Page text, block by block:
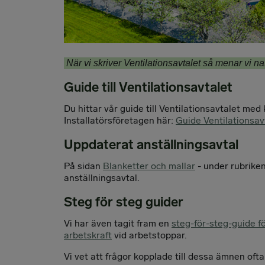
När vi skriver Ventilationsavtalet så menar vi
Guide till Ventilationsavtalet
Du hittar vår guide till Ventilationsavtalet
Installatörsföretagen här: Guide
Uppdaterat anställningsavtal
På sidan Blanketter och mallar - under
anställningsavtal.
Steg för steg guider
Vi har även tagit fram en steg-för-steg-guide
arbetskraft vid arbetstoppar.
Vi vet att frågor kopplade till dessa ämnen